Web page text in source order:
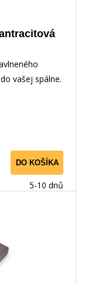
vašej spálne.
DO KOŠÍKA
5-10 dnů